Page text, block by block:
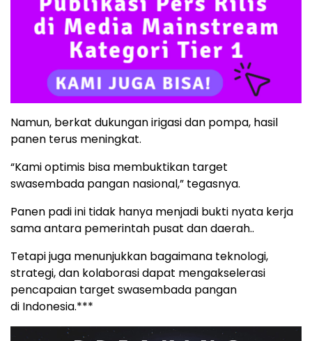
Namun, berkat dukungan irigasi dan pompa, hasil
panen terus meningkat.
“Kami optimis bisa membuktikan target
swasembada pangan nasional,” tegasnya.
Panen padi ini tidak hanya menjadi bukti nyata kerja
sama antara pemerintah pusat dan daerah..
Tetapi juga menunjukkan bagaimana teknologi,
strategi, dan kolaborasi dapat mengakselerasi
pencapaian target swasembada pangan
di Indonesia.***